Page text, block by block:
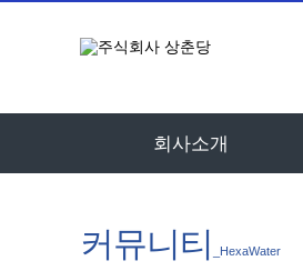
회사소개
커뮤니티 _HexaWater